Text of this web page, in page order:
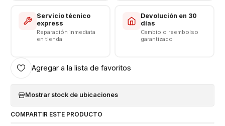
Servicio técnico
express
Reparación inmediata
en tienda
Devolución en 30
días
Cambio o reembolso
garantizado
Agregar a la lista de favoritos
Mostrar stock de ubicaciones
COMPARTIR ESTE PRODUCTO